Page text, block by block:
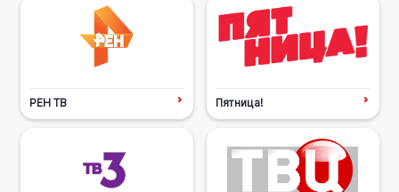
РЕН ТВ Пятница!